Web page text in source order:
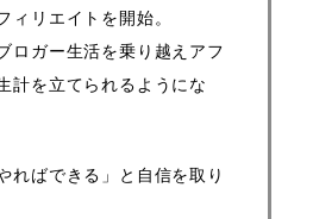
ィリエイトを開始。
ロガー生活を乗り越えアフ
計を立てられるようにな
ればできる」と自信を取り